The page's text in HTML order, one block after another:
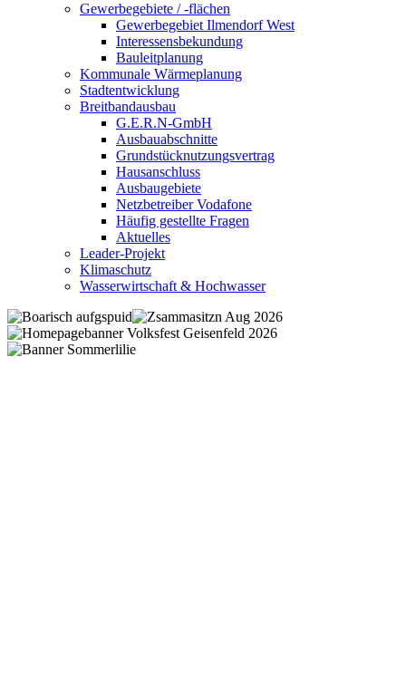
Gewerbegebiete / -flächen
Gewerbegebiet Ilmendorf West
Interessensbekundung
Bauleitplanung
Kommunale Wärmeplanung
Stadtentwicklung
Breitbandausbau
G.E.R.N-GmbH
Ausbauabschnitte
Grundstücknutzungsvertrag
Hausanschluss
Ausbaugebiete
Netzbetreiber Vodafone
Häufig gestellte Fragen
Aktuelles
Leader-Projekt
Klimaschutz
Wasserwirtschaft & Hochwasser